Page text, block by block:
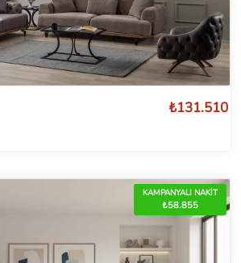
₺131.510
KAMPANYALI NAKİT
₺58.855